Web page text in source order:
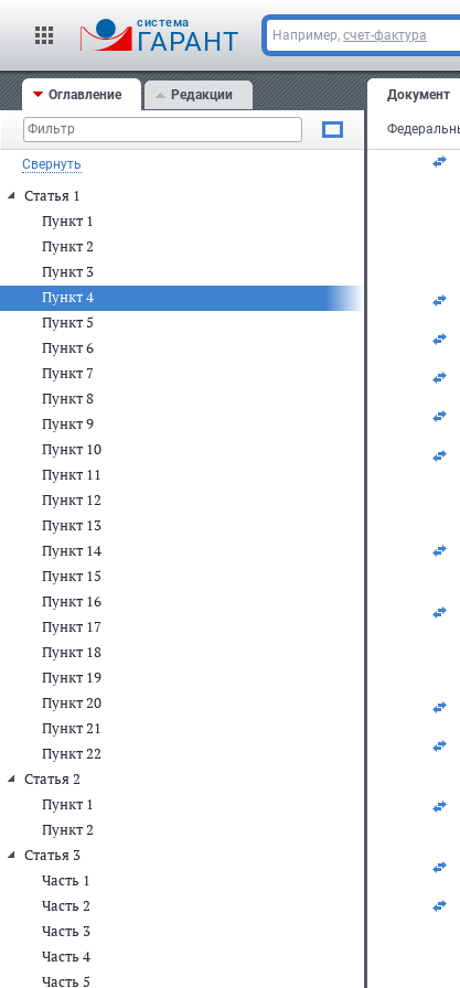
cистема
ГАРАНТ Например, счет-фактура
Оглавление Редакции
Свернуть
Статья 1
Пункт 1
Пункт 2
Пункт 3
Пункт 4
Пункт 5
Пункт 6
Пункт 7
Пункт 8
Пункт 9
Пункт 10
Пункт 11
Пункт 12
Пункт 13
Пункт 14
Пункт 15
Пункт 16
Пункт 17
Пункт 18
Пункт 19
Пункт 20
Пункт 21
Пункт 22
Статья 2
Пункт 1
Пункт 2
Статья 3
Часть 1
Часть 2
Часть 3
Часть 4
Часть 5
Документ